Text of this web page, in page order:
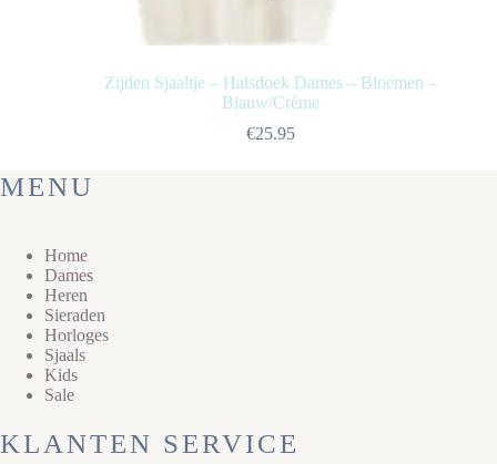
Zijden Sjaaltje – Halsdoek Dames – Bloemen –
Blauw/Crème
€25.95
MENU
Home
Dames
Heren
Sieraden
Horloges
Sjaals
Kids
Sale
KLANTEN SERVICE